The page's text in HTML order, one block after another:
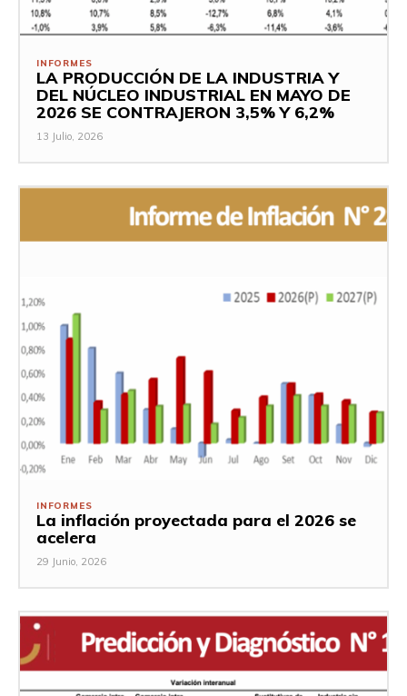
INFORMES
LA PRODUCCIÓN DE LA INDUSTRIA Y
DEL NÚCLEO INDUSTRIAL EN MAYO DE
2026 SE CONTRAJERON 3,5% Y 6,2%
13 Julio, 2026
INFORMES
La inflación proyectada para el 2026 se
acelera
29 Junio, 2026